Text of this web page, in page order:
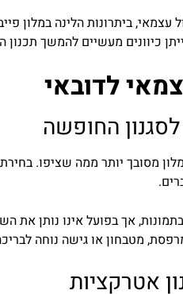
ביתרונות הלינה במלון
כיוונים מעשיים להמשך תכנון
לדובאי
החופשה
מסובך יותר ממה שציפו.
אך בפועל אינו נותן את
מטבחון או גישה נוחה
אטרקציות